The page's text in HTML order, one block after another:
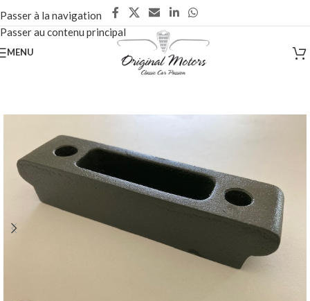
Passer à la navigation
Passer au contenu principal
MENU